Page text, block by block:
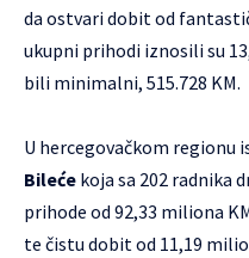
da ostvari dobit od
ukupni prihodi iznosili su
bili minimalni, 515.728 KM.
U hercegovačkom regionu
Bileće koja sa 202 radnika
prihode od 92,33 miliona
te čistu dobit od 11,19